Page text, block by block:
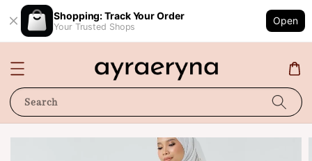
Shopping: Track Your Order
Your Trusted Shops
Open
Search